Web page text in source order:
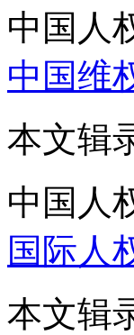
中国人
中国维
本文辑
中国人
国际人
本文辑